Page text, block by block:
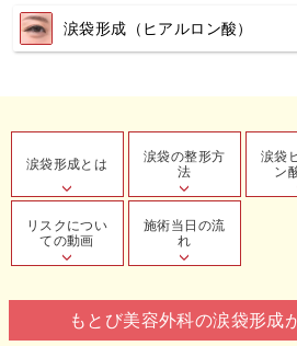
涙袋形成（ヒアルロン酸）
涙袋形成とは
涙袋の整形方
法
涙袋
ン
リスクについ
ての動画
施術当日の流
れ
もとび美容外科の涙袋形成